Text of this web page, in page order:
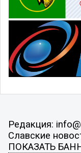
Редакция:
Славские
ПОКАЗАТЬ